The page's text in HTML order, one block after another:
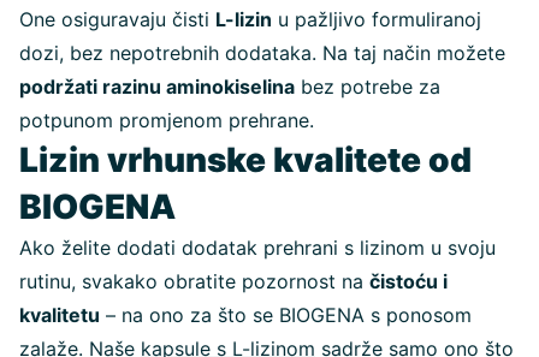
One osiguravaju čisti L-lizin u pažljivo formuliranoj
dozi, bez nepotrebnih dodataka. Na taj način možete
podržati razinu aminokiselina bez potrebe za
potpunom promjenom prehrane.
Lizin vrhunske kvalitete od
BIOGENA
Ako želite dodati dodatak prehrani s lizinom u svoju
rutinu, svakako obratite pozornost na čistoću i
kvalitetu – na ono za što se BIOGENA s ponosom
zalaže. Naše kapsule s L-lizinom sadrže samo ono što